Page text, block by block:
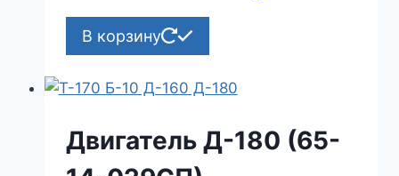
В корзину
Двигатель Д-180 (65-